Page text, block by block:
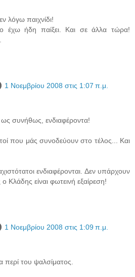
λόγω παιχνίδι!
έχω ήδη παίξει. Και σε άλλα τώρα!
1 Νοεμβρίου 2008 στις 1:07 π.μ.
συνήθως, ενδιαφέροντα!
που μάς συνοδεύουν στο τέλος... Και
ενδιαφέρονται. Δεν υπάρχουν
Κλάδης είναι φωτεινή εξαίρεση!
1 Νοεμβρίου 2008 στις 1:09 π.μ.
περί του ψαλσίματος.